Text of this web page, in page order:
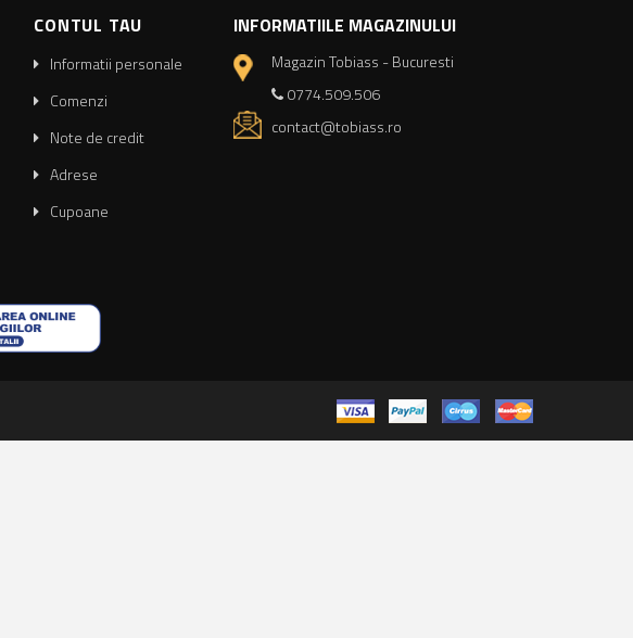
CONTUL TAU
Informatii personale
Comenzi
Note de credit
Adrese
Cupoane
INFORMATIILE MAGAZINULUI
Magazin Tobiass - Bucuresti
0774.509.506
contact@tobiass.ro